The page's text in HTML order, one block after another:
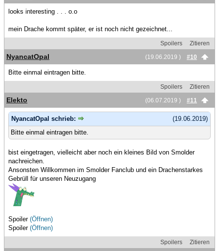
looks interesting . . . o.o
mein Drache kommt später, er ist noch nicht gezeichnet...
Spoilers
Zitieren
(19.06.2019 )
#10
NyancatOpal
Bitte einmal eintragen bitte.
Spoilers
Zitieren
(06.07.2019 )
#11
Elekto
(19.06.2019)
NyancatOpal schrieb:
Bitte einmal eintragen bitte.
bist eingetragen, vielleicht aber noch ein kleines Bild von Smolder
nachreichen.
Ansonsten Willkommen im Smolder Fanclub und ein Drachenstarkes
Gebrüll für unseren Neuzugang
Spoiler (Öffnen)
Spoiler (Öffnen)
Spoilers
Zitieren